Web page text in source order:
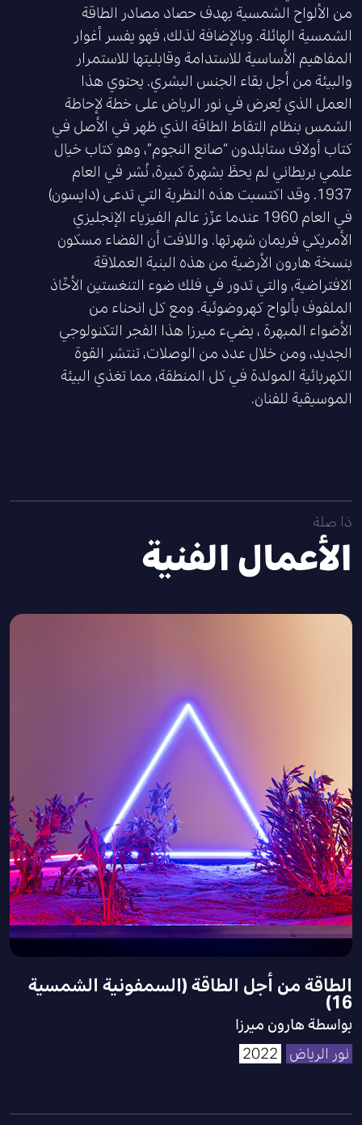
من الألواح الشمسية بهدف حصاد مصادر الطاقة
الشمسية الهائلة. وبالإضافة لذلك، فهو يفسر أغوار
المفاهيم الأساسية للاستدامة وقابليتها للاستمرار
والبيئة من أجل بقاء الجنس البشري. يحتوي هذا
العمل الذي يُعرض في نور الرياض على خطة لإحاطة
الشمس بنظام التقاط الطاقة الذي ظهر في الأصل في
كتاب أولاف ستابلدون “صانع النجوم”، وهو كتاب خيال
علمي بريطاني لم يحظَ بشهرة كبيرة، نُشر في العام
1937. وقد اكتسبت هذه النظرية التي تدعى (دايسون)
في العام 1960 عندما عزّز عالم الفيزياء الإنجليزي
الأمريكي فريمان شهرتها. واللافت أن الفضاء مسكون
بنسخة هارون الأرضية من هذه البنية العملاقة
الافتراضية، والتي تدور في فلك ضوء التنغستين الأخّاذ
الملفوف بألواح كهروضوئية. ومع كل انحناء من
الأضواء المبهرة ، يضيء ميرزا هذا الفجر التكنولوجي
الجديد، ومن خلال عدد من الوصلات، تنتشر القوة
الكهربائية المولدة في كل المنطقة، مما تغذي البيئة
الموسيقية للفنان.
ذا صلة
الأعمال الفنية
الطاقة من أجل الطاقة (السمفونية الشمسية
16)
بواسطة هارون ميرزا
نور الرياض
2022